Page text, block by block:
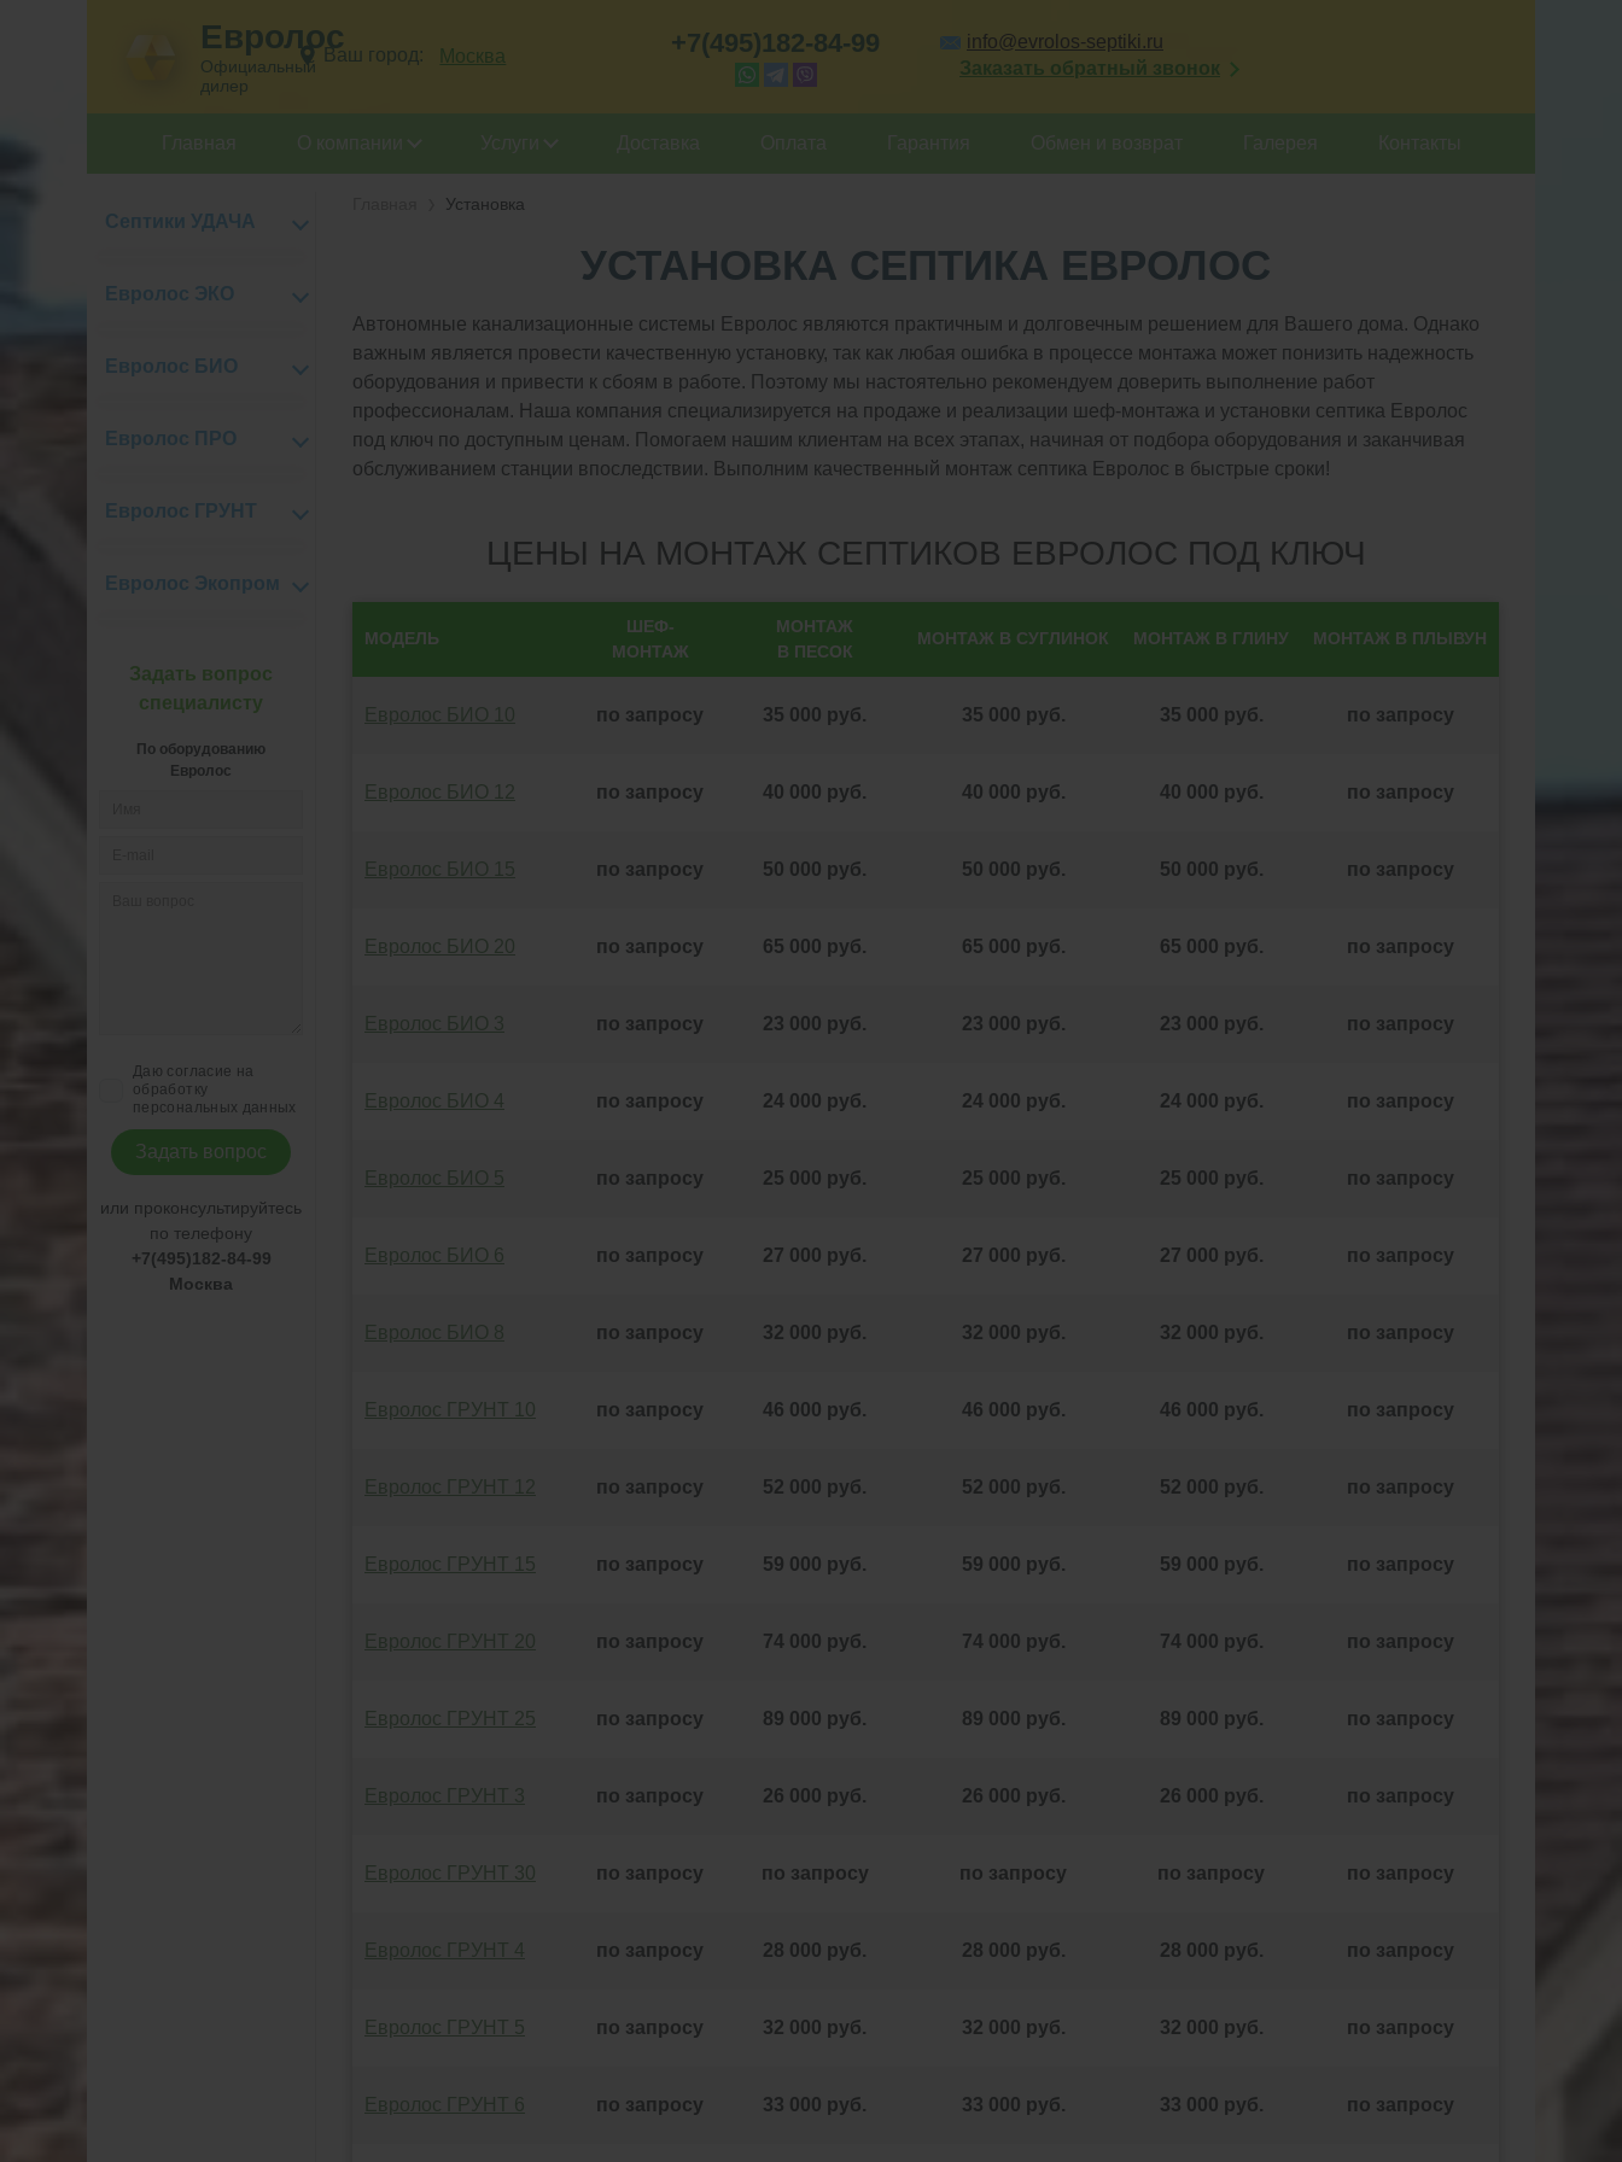
Евролос
Официальный
дилер
Ваш город: Москва +7(495)182-84-99
info@evrolos-septiki.ru
Заказать обратный звонок
Септики УДАЧА
Евролос ЭКО
Евролос БИО
Евролос ПРО
Евролос ГРУНТ
Евролос Экопром
Задать вопрос
специалисту
По оборудованию
Евролос
Даю согласие на
обработку
персональных данных
Задать вопрос
или проконсультируйтесь
по телефону
+7(495)182-84-99
Москва
Установка
УСТАНОВКА СЕПТИКА ЕВРОЛОС
Автономные канализационные системы Евролос являются практичным и долговечным решением для Вашего дома. Однако
важным является провести качественную установку, так как любая ошибка в процессе монтажа может понизить надежность
оборудования и привести к сбоям в работе. Поэтому мы настоятельно рекомендуем доверить выполнение работ
профессионалам. Наша компания специализируется на продаже и реализации шеф-монтажа и установки септика Евролос
под ключ по доступным ценам. Помогаем нашим клиентам на всех этапах, начиная от подбора оборудования и заканчивая
обслуживанием станции впоследствии. Выполним качественный монтаж септика Евролос в быстрые сроки!
ЦЕНЫ НА МОНТАЖ СЕПТИКОВ ЕВРОЛОС ПОД КЛЮЧ
МОДЕЛЬ
ШЕФ-
МОНТАЖ
МОНТАЖ
В ПЕСОК
МОНТАЖ В СУГЛИНОК МОНТАЖ В ГЛИНУ МОНТАЖ В ПЛЫВУН
Евролос БИО 10 по запросу 35 000 руб. 35 000 руб. 35 000 руб. по запросу
Евролос БИО 12 по запросу 40 000 руб. 40 000 руб. 40 000 руб. по запросу
Евролос БИО 15 по запросу 50 000 руб. 50 000 руб. 50 000 руб. по запросу
Евролос БИО 20 по запросу 65 000 руб. 65 000 руб. 65 000 руб. по запросу
Евролос БИО 3 по запросу 23 000 руб. 23 000 руб. 23 000 руб. по запросу
Евролос БИО 4 по запросу 24 000 руб. 24 000 руб. 24 000 руб. по запросу
Евролос БИО 5 по запросу 25 000 руб. 25 000 руб. 25 000 руб. по запросу
Евролос БИО 6 по запросу 27 000 руб. 27 000 руб. 27 000 руб. по запросу
Евролос БИО 8 по запросу 32 000 руб. 32 000 руб. 32 000 руб. по запросу
Евролос ГРУНТ 10 по запросу 46 000 руб. 46 000 руб. 46 000 руб. по запросу
Евролос ГРУНТ 12 по запросу 52 000 руб. 52 000 руб. 52 000 руб. по запросу
Евролос ГРУНТ 15 по запросу 59 000 руб. 59 000 руб. 59 000 руб. по запросу
Евролос ГРУНТ 20 по запросу 74 000 руб. 74 000 руб. 74 000 руб. по запросу
Евролос ГРУНТ 25 по запросу 89 000 руб. 89 000 руб. 89 000 руб. по запросу
Евролос ГРУНТ 3 по запросу 26 000 руб. 26 000 руб. 26 000 руб. по запросу
Евролос ГРУНТ 30 по запросу по запросу по запросу по запросу по запросу
Евролос ГРУНТ 4 по запросу 28 000 руб. 28 000 руб. 28 000 руб. по запросу
Евролос ГРУНТ 5 по запросу 32 000 руб. 32 000 руб. 32 000 руб. по запросу
Евролос ГРУНТ 6 по запросу 33 000 руб. 33 000 руб. 33 000 руб. по запросу